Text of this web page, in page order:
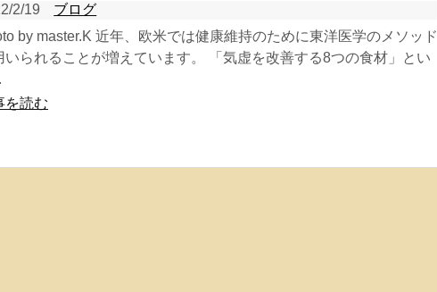
2/19
ブログ
by master.K 近年、欧米では健康維持のために東洋医学のメソッド
いられることが増えています。 「気虚を改善する8つの食材」とい
を読む